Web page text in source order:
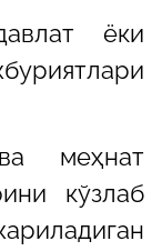
ёки
меҳнат
кўзлаб